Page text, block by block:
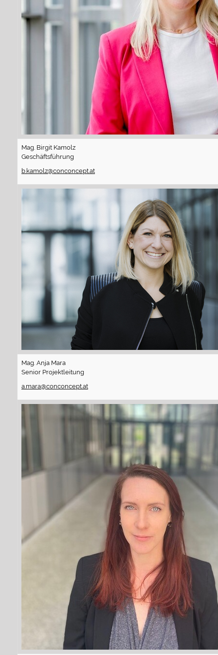
Mag. Birgit Kamolz
Geschäftsführung
b.kamolz@conconcept.at
Mag. Anja Mara
Senior Projektleitung
a.mara@conconcept.at